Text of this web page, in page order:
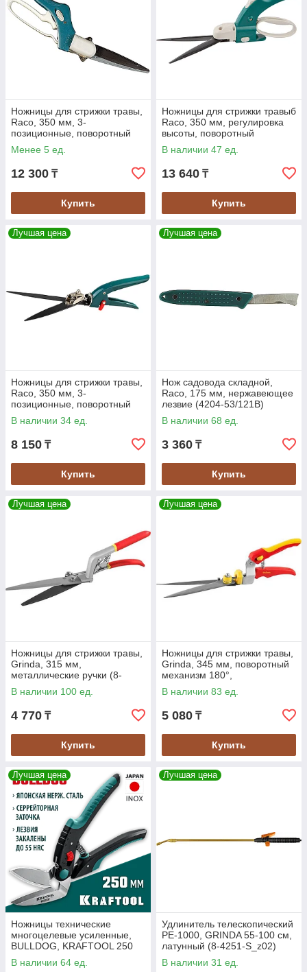
Ножницы для стрижки травы,
Raco, 350 мм, 3-
позиционные, поворотный
механизм 180° (4202-
53/112C)
Менее 5 ед.
12 300 ₸
Купить
Ножницы для стрижки травыб
Raco, 350 мм, регулировка
высоты, поворотный
механизм 360° (4202-
53/113C)
В наличии 47 ед.
13 640 ₸
Купить
Лучшая цена
Ножницы для стрижки травы,
Raco, 350 мм, 3-
позиционные, поворотный
механизм 180° (4202-
53/114C)
В наличии 34 ед.
8 150 ₸
Купить
Лучшая цена
Нож садовода складной,
Raco, 175 мм, нержавеющее
лезвие (4204-53/121B)
В наличии 68 ед.
3 360 ₸
Купить
Лучшая цена
Ножницы для стрижки травы,
Grinda, 315 мм,
металлические ручки (8-
422003_z01)
В наличии 100 ед.
4 770 ₸
Купить
Лучшая цена
Ножницы для стрижки травы,
Grinda, 345 мм, поворотный
механизм 180°,
пластмассовые ручки (8-
422015_z01)
В наличии 83 ед.
5 080 ₸
Купить
Лучшая цена
Ножницы технические
многоцелевые усиленные,
BULLDOG, KRAFTOOL 250
мм (23203)
В наличии 64 ед.
Лучшая цена
Удлинитель телескопический
PE-1000, GRINDA 55-100 см,
латунный (8-4251-S_z02)
В наличии 31 ед.